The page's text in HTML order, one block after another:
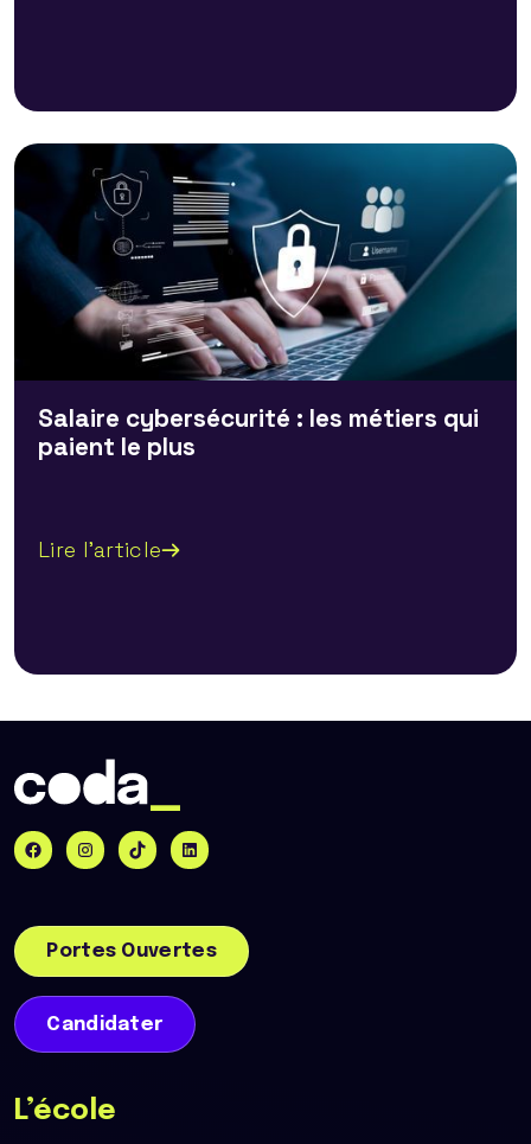
Salaire cybersécurité : les métiers qui
paient le plus
Lire l'article
Portes Ouvertes
Candidater
L’école